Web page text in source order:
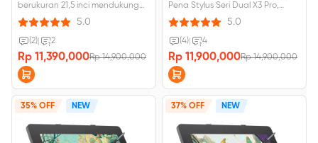
berukuran 21,5 inci mendukung
tekanan Pena 16K &amp; stylus
X3 Pro
5.0
(2) 2
Rp 11,390,000Rp 14,900,000
Pena Stylus Seri Dual X3 Pro,
Tingkat Tekanan 16K
5.0
(4) 4
Rp 11,900,000Rp 14,900,000
35% OFF NEW 37% OFF NEW